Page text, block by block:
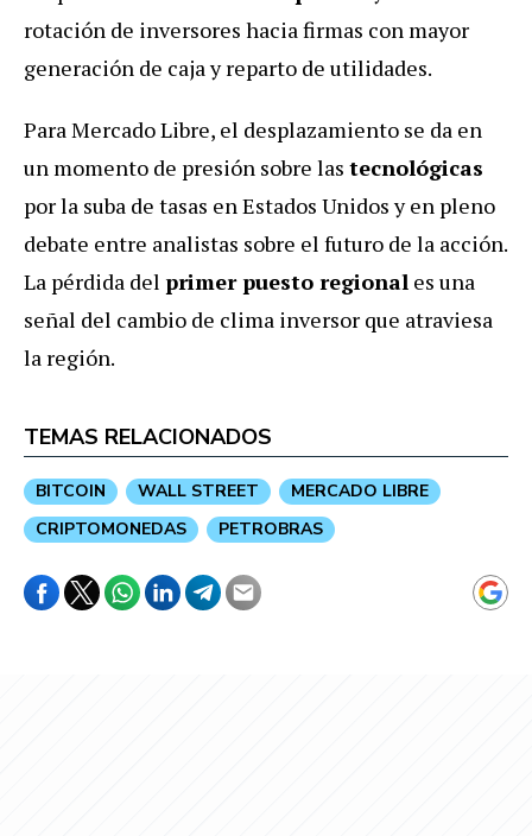
rotación de inversores hacia firmas con mayor
generación de caja y reparto de utilidades.
Para Mercado Libre, el desplazamiento se da en
un momento de presión sobre las tecnológicas
por la suba de tasas en Estados Unidos y en pleno
debate entre analistas sobre el futuro de la acción.
La pérdida del primer puesto regional es una
señal del cambio de clima inversor que atraviesa
la región.
TEMAS RELACIONADOS
BITCOIN WALL STREET
MERCADO LIBRE
CRIPTOMONEDAS
PETROBRAS